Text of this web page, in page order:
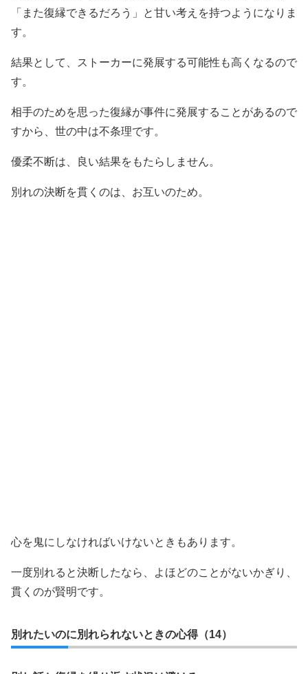
「また復縁できるだろう」と甘い考えを持つようになりま
す。
結果として、ストーカーに発展する可能性も高くなるので
す。
相手のためを思った復縁が事件に発展することがあるので
すから、世の中は不条理です。
優柔不断は、良い結果をもたらしません。
別れの決断を貫くのは、お互いのため。
心を鬼にしなければいけないときもあります。
一度別れると決断したなら、よほどのことがないかぎり、
貫くのが賢明です。
別れたいのに別れられないときの心得（14）